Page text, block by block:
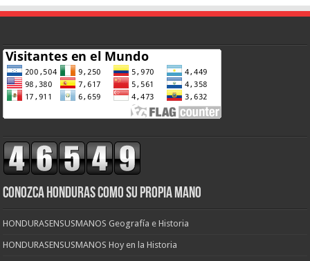
CONOZCA HONDURAS COMO SU PROPIA MANO
HONDURASENSUSMANOS Geografía e Historia
HONDURASENSUSMANOS Hoy en la Historia